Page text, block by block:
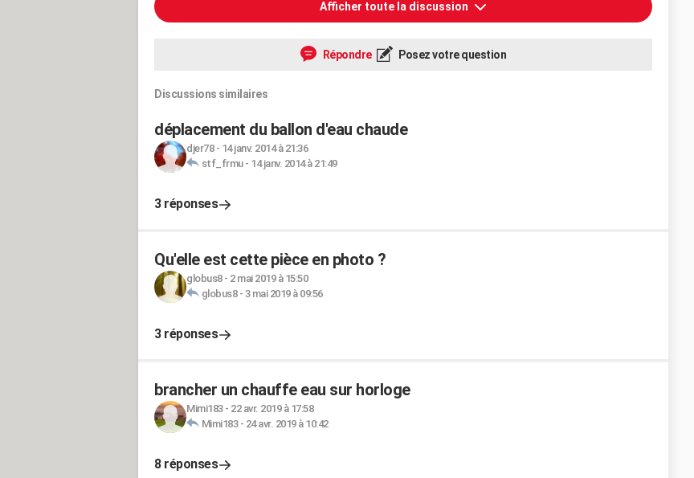
Afficher toute la discussion
Répondre Posez votre question
Discussions similaires
déplacement du ballon d'eau chaude
djer78- 14 janv. 2014 à 21:36
stf_frmu- 14 janv. 2014 à 21:49
3 réponses
Qu'elle est cette pièce en photo ?
globus8- 2 mai 2019 à 15:50
globus8- 3 mai 2019 à 09:56
3 réponses
brancher un chauffe eau sur horloge
Mimi183- 22 avr. 2019 à 17:58
Mimi183- 24 avr. 2019 à 10:42
8 réponses